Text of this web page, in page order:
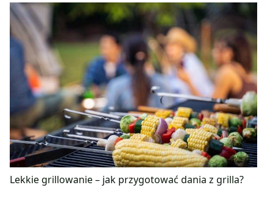
Lekkie grillowanie – jak przygotować dania z grilla?